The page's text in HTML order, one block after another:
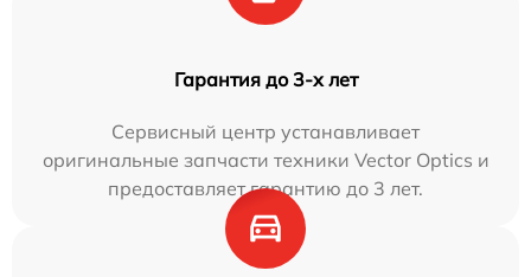
Гарантия до 3-х лет
Сервисный центр устанавливает
оригинальные запчасти техники Vector Optics и
предоставляет гарантию до 3 лет.